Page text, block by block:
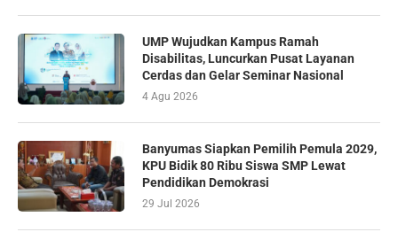
UMP Wujudkan Kampus Ramah
Disabilitas, Luncurkan Pusat Layanan
Cerdas dan Gelar Seminar Nasional
4 Agu 2026
Banyumas Siapkan Pemilih Pemula 2029,
KPU Bidik 80 Ribu Siswa SMP Lewat
Pendidikan Demokrasi
29 Jul 2026